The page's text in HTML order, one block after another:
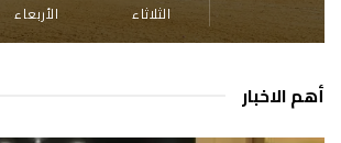
الثلاثاء الأربعاء
أهم الاخبار